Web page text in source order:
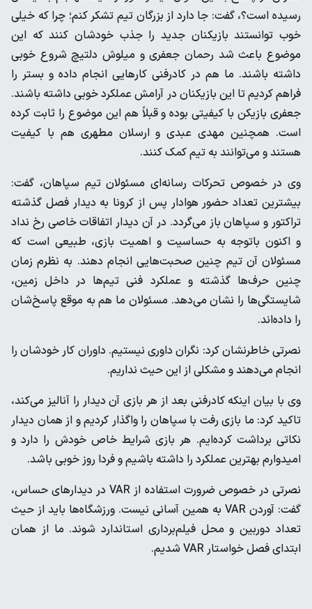
رسیده است؟، گفت: جا دارد از بزرگان تیم تشکر کنم؛ چرا که خیلی
خوب توانستند بازیکنان جدید را جذب خودشان کنند که این
موضوع باعث شد رحمان جعفری و میلوش دلتیچ شروع خوبی
داشته باشند. ما هم در کادرفنی کارهایی انجام داده و بستر را
فراهم کردیم تا این بازیکنان در آرامش عملکرد خوبی داشته باشند.
جعفری بازیکن با کیفیتی بوده و قبلاً هم این موضوع را ثابت کرده
است. همچنین مهدی عبدی و ارسلان مطهری هم با کیفیت
هستند و می‌توانند به تیم کمک کنند.
وی در خصوص تحرکات رسانه‌ای مسئولان تیم سپاهان، گفت:
بیشترین تعداد حضور هوادار پس از کرونا به دیدار فصل گذشته
تراکتور و سپاهان باز می‌گردد. در آن دیدار اتفاقات خاصی رخ نداد
و اکنون باتوجه به حساسیت و اهمیت بازی، طبیعی است که
مسئولان آن تیم چنین صحبت‌هایی انجام دهند. به نظرم زمان
چنین حرف‌ها گذشته و عملکرد فنی تیم‌ها در داخل زمین،
شایستگی‌ها را نشان می‌دهد. مسئولان ما هم به موقع پاسخ‌شان
را داده‌اند.
نصرتی خاطرنشان کرد: نگران داوری نیستیم. داوران کار خودشان را
انجام می‌دهند و مشکلی از این حیث نداریم.
وی با بیان اینکه کادرفنی بعد از هر بازی آن دیدار را آنالیز می‌کند،
تاکید کرد: ما بازی رفت با سپاهان را واگذار کردیم و از همان دیدار
نکاتی برداشت کرده‌ایم. هر بازی شرایط خاص خودش را دارد و
امیدوارم بهترین عملکرد را داشته باشیم و فردا روز خوبی باشد.
نصرتی در خصوص ضرورت استفاده از VAR در دیدارهای حساس،
گفت: آوردن VAR به همین آسانی نیست. ورزشگاه‌ها باید از حیث
تعداد دوربین‌ و محل فیلم‌برداری استاندارد شوند. ما از همان
ابتدای فصل خواستار VAR شدیم.